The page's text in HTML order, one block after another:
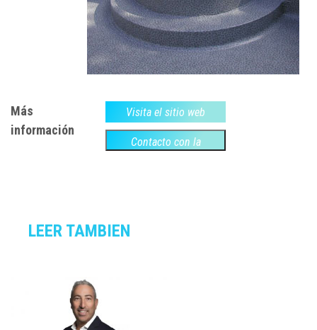
Más
información
Visita el sitio web
Contacto con la
LEER TAMBIEN